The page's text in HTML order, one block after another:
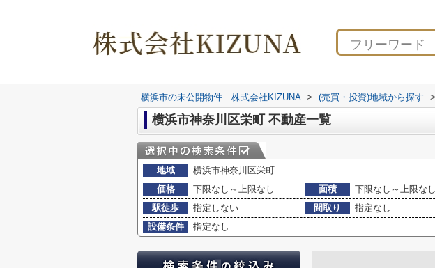
横浜市の未公開物件｜株式会社KIZUNA > (売買・投資)地域から探す >
横浜市神奈川区栄町 不動産一覧
地域
横浜市神奈川区栄町
価格
下限なし～上限なし 面積 下限なし～上限なし
駅徒歩
指定しない 間取り
指定なし
設備条件
指定なし